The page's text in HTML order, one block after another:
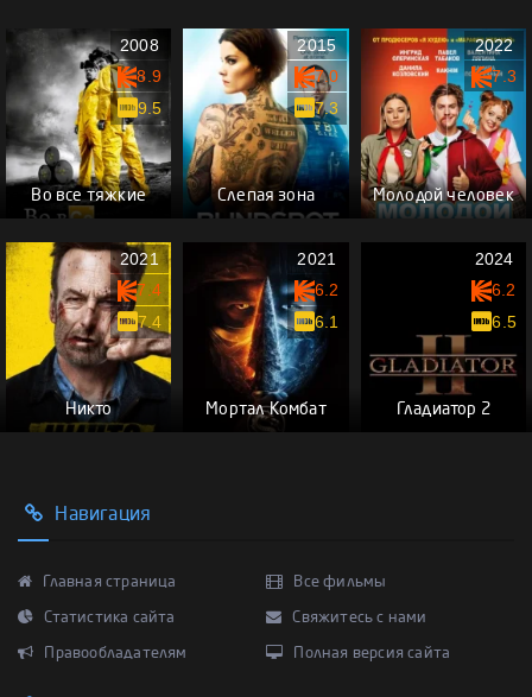
Во все тяжкие
2008
8.9
9.5
Слепая зона
2015
7.0
7.3
Молодой человек
2022
7.3
Никто
2021
7.4
7.4
Мортал Комбат
2021
6.2
6.1
Гладиатор 2
2024
6.2
6.5
Навигация
Главная страница Все фильмы
Статистика сайта Свяжитесь с нами
Правообладателям Полная версия сайта